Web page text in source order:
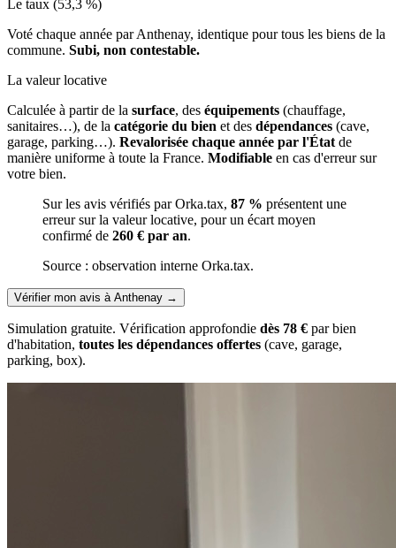
Le taux (53,3 %)
Voté chaque année par Anthenay, identique pour tous les biens de la
commune. Subi, non contestable.
La valeur locative
Calculée à partir de la surface, des équipements (chauffage,
sanitaires…), de la catégorie du bien et des dépendances (cave,
garage, parking…). Revalorisée chaque année par l'État de
manière uniforme à toute la France. Modifiable en cas d'erreur sur
votre bien.
Sur les avis vérifiés par Orka.tax, 87 % présentent une
erreur sur la valeur locative, pour un écart moyen
confirmé de 260 € par an.
Source : observation interne Orka.tax.
Vérifier mon avis à Anthenay →
Simulation gratuite. Vérification approfondie dès 78 € par bien
d'habitation, toutes les dépendances offertes (cave, garage,
parking, box).